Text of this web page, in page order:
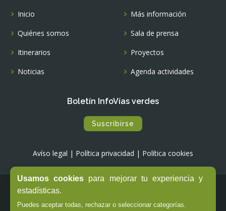
Usamos cookies para mejorar tu experiencia y
estadísticas.
Puedes aceptar todas, rechazar o seleccionar categorías.
Inicio
Quiénes somos
Itinerarios
Noticias
Más información
Sala de prensa
Proyectos
Agenda actividades
Boletín InfoVías verdes
Suscribirse
Avíso legal | Política privacidad | Política cookies
© Copyright -